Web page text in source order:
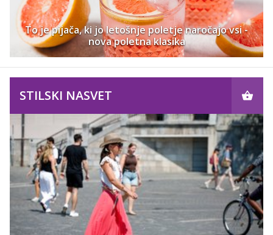
To je pijača, ki jo letošnje poletje naročajo vsi -
nova poletna klasika
STILSKI NASVET